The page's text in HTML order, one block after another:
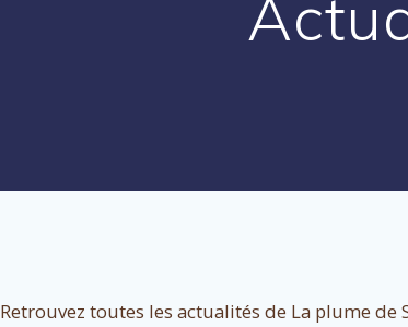
Retrouvez toutes les actualités de La plume